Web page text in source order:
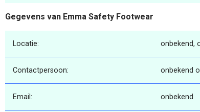
Gegevens van Emma Safety Footwear
Locatie: onbekend,
Contactpersoon: onbekend
Email: onbekend